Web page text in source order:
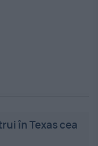
în Texas cea